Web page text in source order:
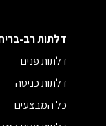
דלתות רב-
דלתות פנים
דלתות כניסה
כל המבצעים